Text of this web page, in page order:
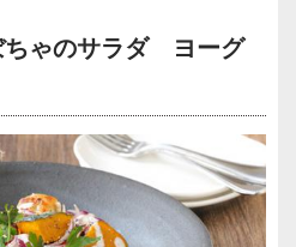
ちゃのサラダ ヨーグ